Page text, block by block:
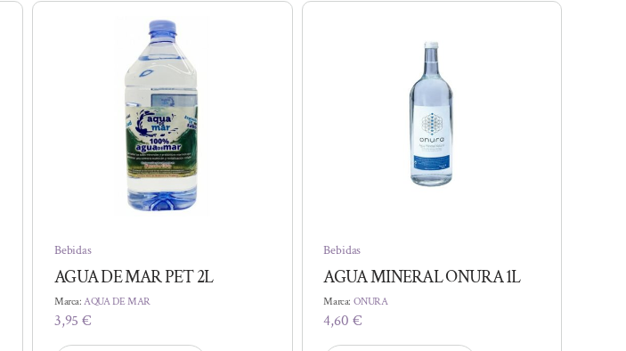
Bebidas
AGUA DE MAR PET 2L
Marca:AQUA DE MAR
3,95€
Bebidas
AGUA MINERAL ONURA 1L
Marca: ONURA
4,60 €